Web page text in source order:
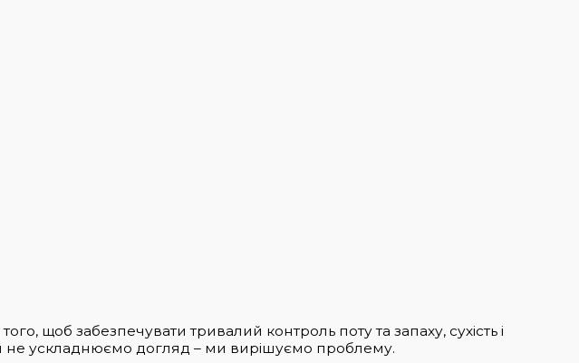
щоб забезпечувати тривалий контроль поту та запаху, сухість і
ускладнюємо догляд – ми вирішуємо проблему.